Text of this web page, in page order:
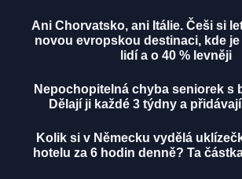
Ani Chorvatsko, ani Itálie. Češi si
novou evropskou destinaci, kde je
lidí a o 40 % levněji
Nepochopitelná chyba seniorek s
Dělají ji každé 3 týdny a
Kolik si v Německu vydělá
hotelu za 6 hodin denně? Ta